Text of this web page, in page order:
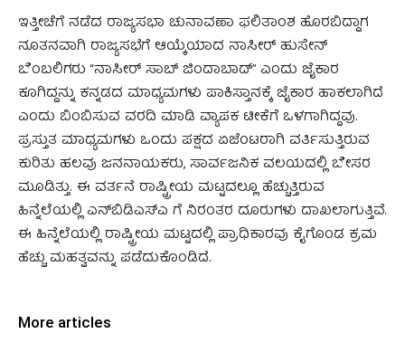
ಇತ್ತೀಚೆಗೆ ನಡೆದ ರಾಜ್ಯಸಭಾ ಚುನಾವಣಾ ಫಲಿತಾಂಶ ಹೊರಬಿದ್ದಾಗ
ನೂತನವಾಗಿ ರಾಜ್ಯಸಭೆಗೆ ಆಯ್ಕೆಯಾದ ನಾಸೀರ್ ಹುಸೇನ್
ಬೆಂಬಲಿಗರು “ನಾಸೀರ್ ಸಾಬ್ ಜಿಂದಾಬಾದ್” ಎಂದು ಜೈಕಾರ
ಕೂಗಿದ್ದನ್ನು ಕನ್ನಡದ ಮಾಧ್ಯಮಗಳು ಪಾಕಿಸ್ತಾನಕ್ಕೆ ಜೈಕಾರ ಹಾಕಲಾಗಿದೆ
ಎಂದು ಬಿಂಬಿಸುವ ವರದಿ ಮಾಡಿ ವ್ಯಾಪಕ ಟೀಕೆಗೆ ಒಳಗಾಗಿದ್ದವು.
ಪ್ರಸ್ತುತ ಮಾಧ್ಯಮಗಳು ಒಂದು ಪಕ್ಷದ ಏಜೆಂಟರಾಗಿ ವರ್ತಿಸುತ್ತಿರುವ
ಕುರಿತು ಹಲವು ಜನನಾಯಕರು, ಸಾರ್ವಜನಿಕ ವಲಯದಲ್ಲಿ ಬೇಸರ
ಮೂಡಿತ್ತು. ಈ ವರ್ತನೆ ರಾಷ್ಟ್ರೀಯ ಮಟ್ಟದಲ್ಲೂ ಹೆಚ್ಚುತ್ತಿರುವ
ಹಿನ್ನೆಲೆಯಲ್ಲಿ ಎನ್‌ಬಿಡಿಎಸ್‌ಎ ಗೆ ನಿರಂತರ ದೂರುಗಳು ದಾಖಲಾಗುತ್ತಿವೆ.
ಈ ಹಿನ್ನೆಲೆಯಲ್ಲಿ ರಾಷ್ಟ್ರೀಯ ಮಟ್ಟದಲ್ಲಿ ಪ್ರಾಧಿಕಾರವು ಕೈಗೊಂಡ ಕ್ರಮ
ಹೆಚ್ಚು ಮಹತ್ವವನ್ನು ಪಡೆದುಕೊಂಡಿದೆ.
More articles